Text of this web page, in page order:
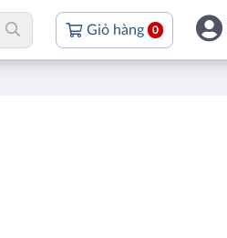
Giỏ hàng 0